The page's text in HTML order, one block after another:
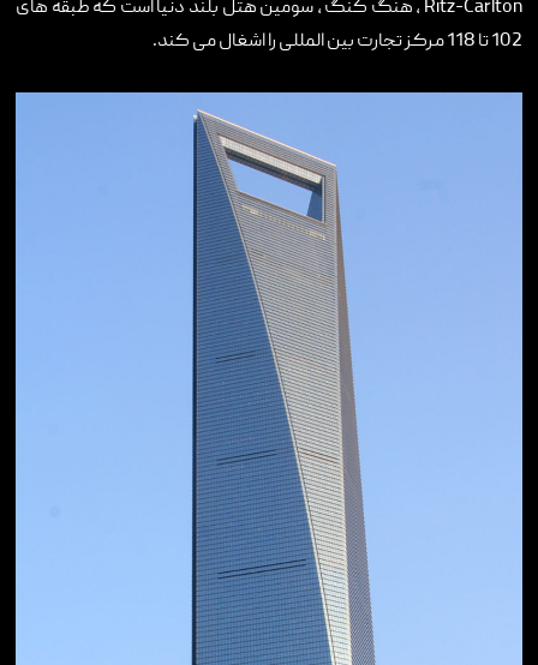
Ritz-Carlton ، هنگ کنگ ، سومین هتل بلند دنیا است که طبقه های
102 تا 118 مرکز تجارت بین المللی را اشغال می کند.